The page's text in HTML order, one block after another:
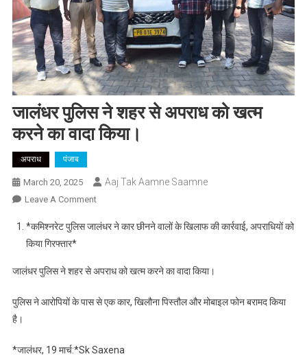
जालंधर पुलिस ने शहर से अपराध को खत्म
करने का वादा किया।
अपराध पंजाब
March 20, 2025 Aaj Tak Aamne Saamne
Leave A CommentOn
पुलिस
से
का
*कमिश्नरेट पुलिस जालंधर ने कार छीनने वालों के खिलाफ की कार्रवाई, अपराधियों को
किया गिरफ्तार*
जालंधर पुलिस ने शहर से अपराध को खत्म करने का वादा किया।
पुलिस ने आरोपियों के पास से एक कार, खिलौना पिस्तौल और मोबाइल फोन बरामद किया
है।
*जालंधर, 19 मार्च:*Sk Saxena